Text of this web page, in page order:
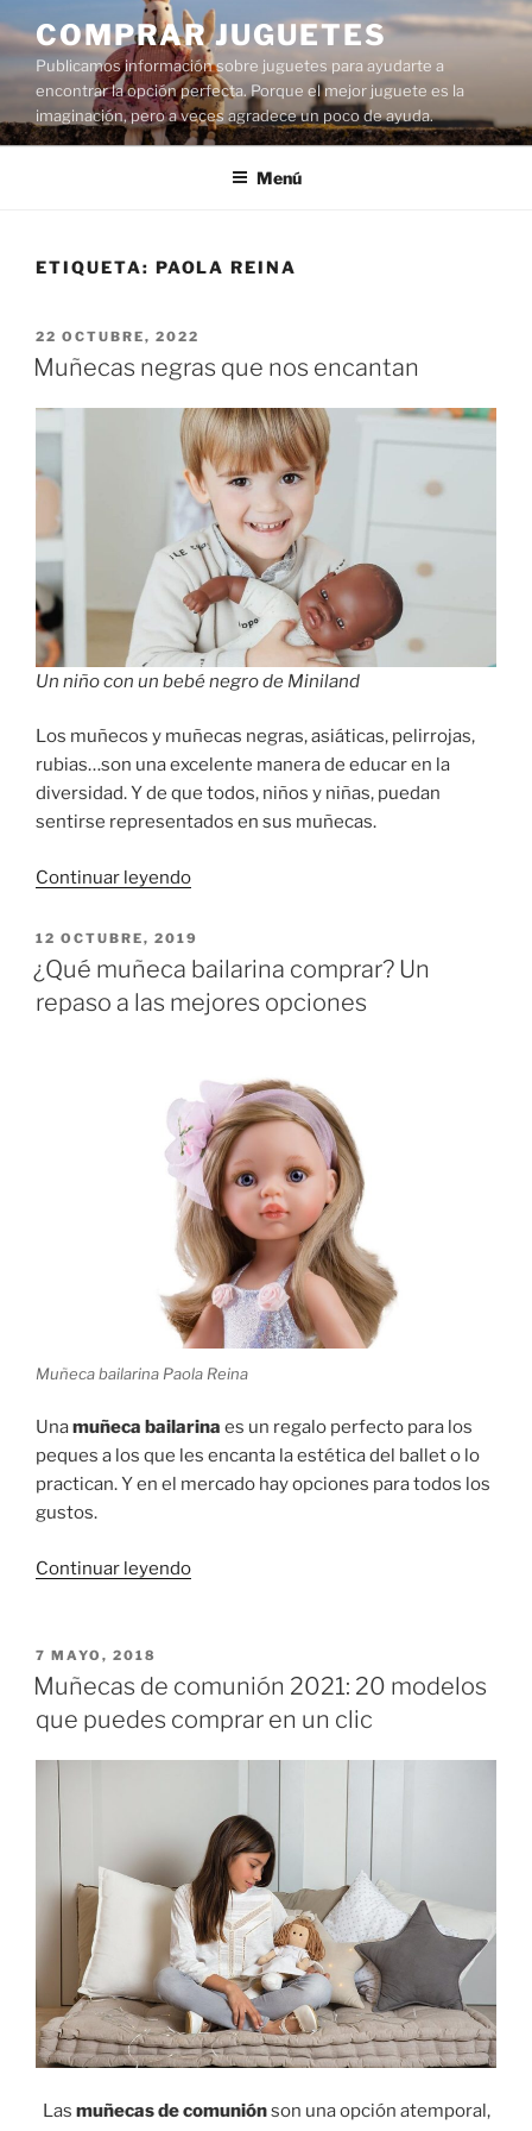
al
contenido
COMPRAR JUGUETES
Publicamos información sobre juguetes para ayudarte a
encontrar la opción perfecta. Porque el mejor juguete es la
imaginación, pero a veces agradece un poco de ayuda.
Menú
ETIQUETA: PAOLA REINA
PUBLICADO
EL
22 OCTUBRE, 2022
Muñecas negras que nos encantan
Un niño con un bebé negro de Miniland
Los muñecos y muñecas negras, asiáticas, pelirrojas,
rubias…son una excelente manera de educar en la
diversidad. Y de que todos, niños y niñas, puedan
sentirse representados en sus muñecas.
Continuar leyendo«Muñecas
que
nos
encantan»
PUBLICADO
EL
12 OCTUBRE, 2019
¿Qué muñeca bailarina comprar? Un
repaso a las mejores opciones
Muñeca bailarina Paola Reina
Unamuñeca bailarina es un regalo perfecto para los
peques a los que les encanta la estética del ballet o lo
practican. Y en el mercado hay opciones para todos los
gustos.
Continuar leyendo«¿Qué
Un
repaso
las
opciones»
PUBLICADO
EL
7 MAYO, 2018
Muñecas de comunión 2021: 20 modelos
que puedes comprar en un clic
Las muñecas de comuniónson una opción atemporal,